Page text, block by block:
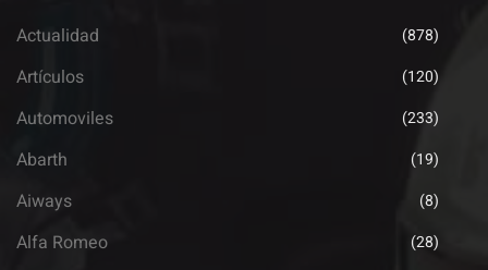
Actualidad (878)
Artículos (120)
Automoviles (233)
Abarth (19)
Aiways (8)
Alfa Romeo (28)